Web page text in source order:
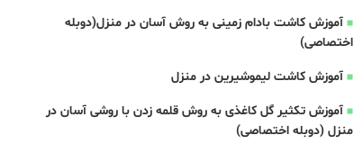
آموزش کاشت بادام زمینی به روش آسان در منزل(دوبله
اختصاصی)
آموزش کاشت لیموشیرین در منزل
آموزش تکثیر گل کاغذی به روش قلمه زدن با روشی آسان در
منزل (دوبله اختصاصی)